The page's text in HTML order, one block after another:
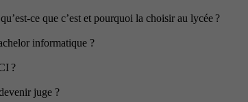
ce que c’est et pourquoi la choisir au lycée ?
informatique ?
?
juge ?